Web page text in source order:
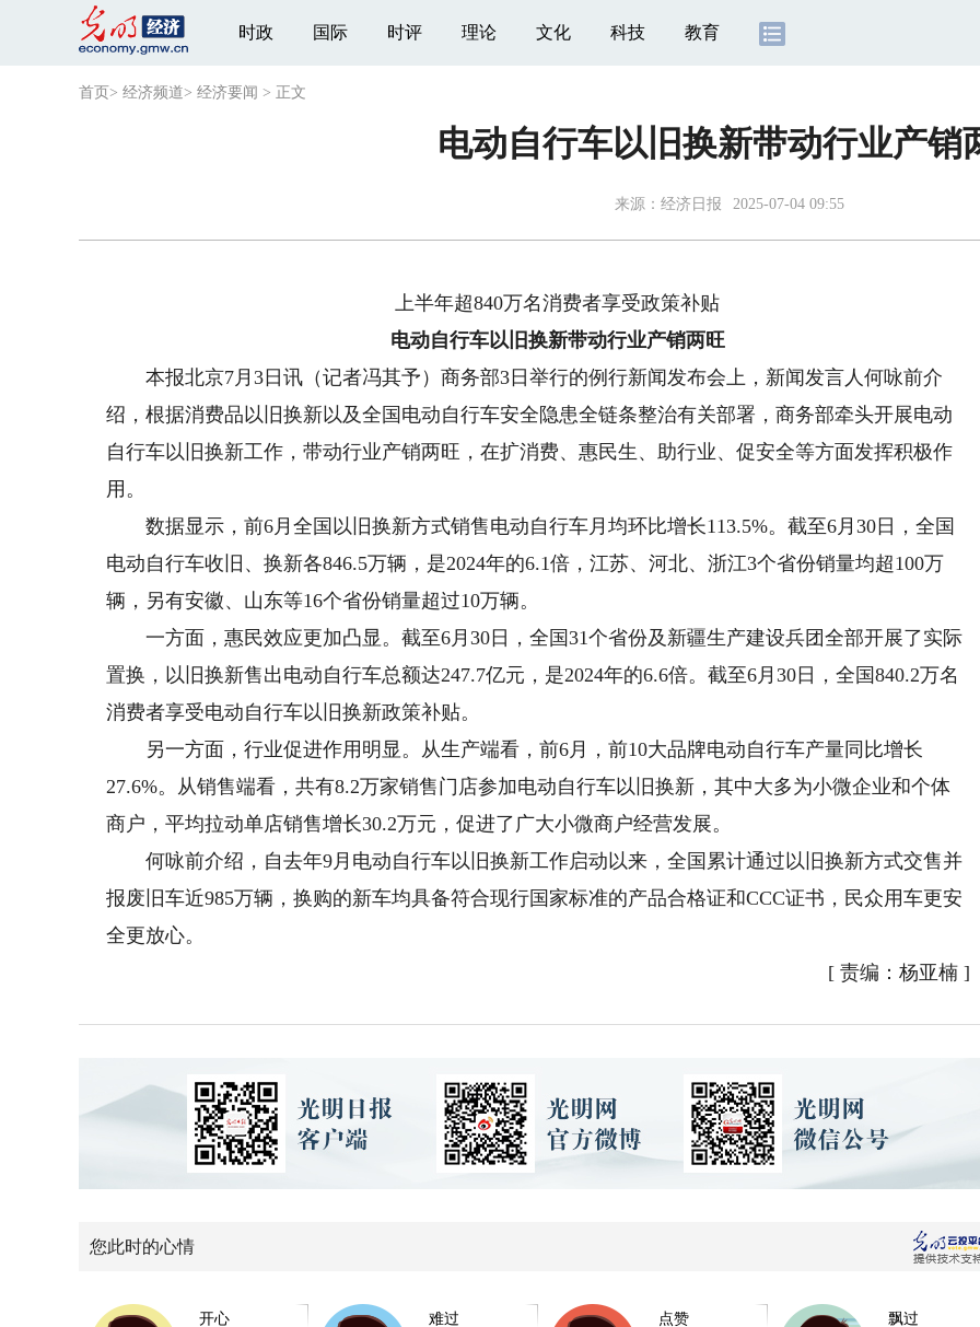
时政 国际 时评 理论 文化 科技 教育
首页 > 经济频道> 经济要闻 > 正文
电动自行车以旧换新带动行业产销
来源： 经济日报 2025-07-04 09:55
上半年超840万名消费者享受政策补贴
电动自行车以旧换新带动行业产销两旺
本报北京7月3日讯（记者冯其予）商务部3日举行的例行新闻发布会上，新闻发言人何咏前介
绍，根据消费品以旧换新以及全国电动自行车安全隐患全链条整治有关部署，商务部牵头开展电动
自行车以旧换新工作，带动行业产销两旺，在扩消费、惠民生、助行业、促安全等方面发挥积极作
用。
数据显示，前6月全国以旧换新方式销售电动自行车月均环比增长113.5%。截至6月30日，全国
电动自行车收旧、换新各846.5万辆，是2024年的6.1倍，江苏、河北、浙江3个省份销量均超100万
辆，另有安徽、山东等16个省份销量超过10万辆。
一方面，惠民效应更加凸显。截至6月30日，全国31个省份及新疆生产建设兵团全部开展了实际
置换，以旧换新售出电动自行车总额达247.7亿元，是2024年的6.6倍。截至6月30日，全国840.2万名
消费者享受电动自行车以旧换新政策补贴。
另一方面，行业促进作用明显。从生产端看，前6月，前10大品牌电动自行车产量同比增长
27.6%。从销售端看，共有8.2万家销售门店参加电动自行车以旧换新，其中大多为小微企业和个体
商户，平均拉动单店销售增长30.2万元，促进了广大小微商户经营发展。
何咏前介绍，自去年9月电动自行车以旧换新工作启动以来，全国累计通过以旧换新方式交售并
报废旧车近985万辆，换购的新车均具备符合现行国家标准的产品合格证和CCC证书，民众用车更安
全更放心。
[ 责编：杨亚楠]
您此时的心情
开心 难过 点赞 飘过